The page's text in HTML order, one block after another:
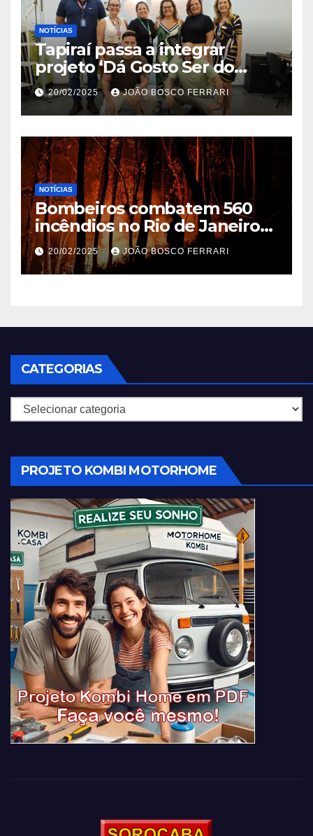
NOTÍCIAS
Tapiraí passa a integrar
projeto ‘Dá Gosto Ser do
Ribeira’ | ASN São Paulo
20/02/2025 JOÃO BOSCO FERRARI
NOTÍCIAS
Bombeiros combatem 560
incêndios no Rio de Janeiro
em 2025
20/02/2025 JOÃO BOSCO FERRARI
CATEGORIAS
Categorias
PROJETO KOMBI MOTORHOME